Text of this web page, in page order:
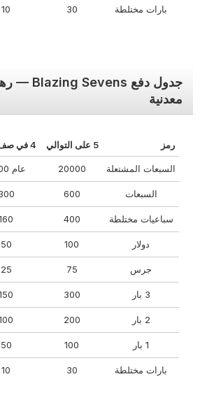
بارات مختلطة 30
10
معدنية
رمز
السبعات المشتعلة 20000 عام 2000
السبعات 600
300
سباعيات مختلطة 400
160
دولار 100
50
جرس 75
25
300
150
200
100
100
50
بارات مختلطة 30
10